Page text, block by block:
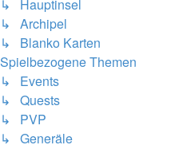
↳ Hauptinsel
↳ Archipel
↳ Blanko Karten
Spielbezogene Themen
↳ Events
↳ Quests
↳ PVP
↳ Generäle